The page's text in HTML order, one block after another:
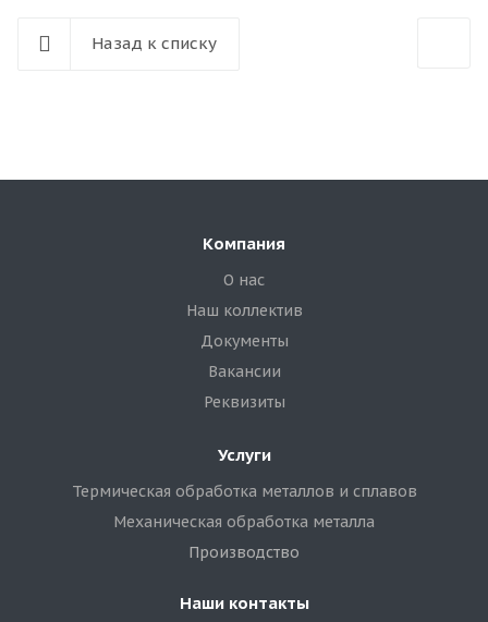
Назад к списку
Компания
О нас
Наш коллектив
Документы
Вакансии
Реквизиты
Услуги
Термическая обработка металлов и сплавов
Механическая обработка металла
Производство
Наши контакты